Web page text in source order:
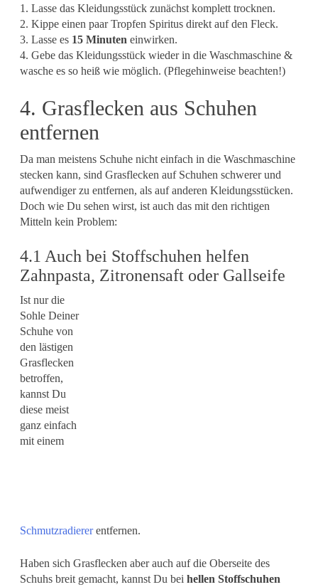
1. Lasse das Kleidungsstück zunächst komplett trocknen.
2. Kippe einen paar Tropfen Spiritus direkt auf den Fleck.
3. Lasse es 15 Minuten einwirken.
4. Gebe das Kleidungsstück wieder in die Waschmaschine &
wasche es so heiß wie möglich. (Pflegehinweise beachten!)
4. Grasflecken aus Schuhen
entfernen
Da man meistens Schuhe nicht einfach in die Waschmaschine
stecken kann, sind Grasflecken auf Schuhen schwerer und
aufwendiger zu entfernen, als auf anderen Kleidungsstücken.
Doch wie Du sehen wirst, ist auch das mit den richtigen
Mitteln kein Problem:
4.1 Auch bei Stoffschuhen helfen
Zahnpasta, Zitronensaft oder Gallseife
Ist nur die
Sohle Deiner
Schuhe von
den lästigen
Grasflecken
betroffen,
kannst Du
diese meist
ganz einfach
mit einem
Schmutzradiererentfernen.
Haben sich Grasflecken aber auch auf die Oberseite des
Schuhs breit gemacht, kannst Du bei hellen Stoffschuhen